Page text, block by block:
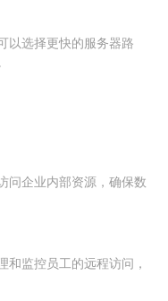
以选择更快的服务器路
问企业内部资源，确保数
和监控员工的远程访问，